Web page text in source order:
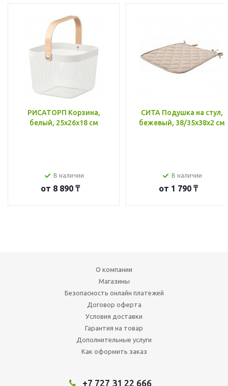
РИСАТОРП Корзина,
белый, 25x26x18 см
В наличии
от 8 890 ₸
СИТА Подушка на стул,
бежевый, 38/35x38x2 см
В наличии
от 1 790 ₸
О компании
Магазины
Безопасность онлайн платежей
Договор оферта
Условия доставки
Гарантия на товар
Дополнительные услуги
Как оформить заказ
+7 727 31 22 666